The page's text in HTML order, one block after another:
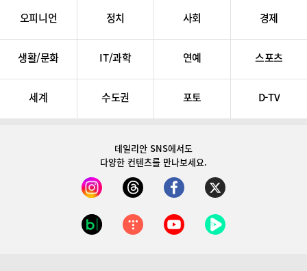
오피니언 정치 사회 경제
생활/문화 IT/과학 연예 스포츠
세계 수도권 포토 D-TV
데일리안 SNS에서도
다양한 컨텐츠를 만나보세요.